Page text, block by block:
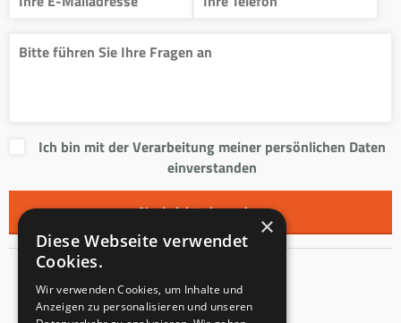
Ich bin mit der Verarbeitung meiner persönlichen Daten
einverstanden
Kontakt
×
Diese Webseite verwendet
Cookies.
Wir verwenden Cookies, um Inhalte und
Anzeigen zu personalisieren und unseren